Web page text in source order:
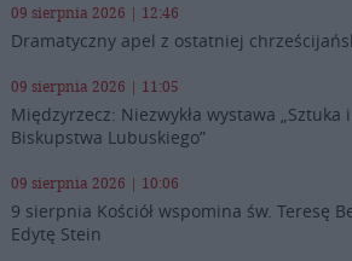
09 sierpnia 2026 | 12:46
Dramatyczny apel z ostatniej
09 sierpnia 2026 | 11:05
Międzyrzecz: Niezwykła wystawa
Biskupstwa Lubuskiego”
09 sierpnia 2026 | 10:06
9 sierpnia Kościół wspomina św. Teresę
Edytę Stein